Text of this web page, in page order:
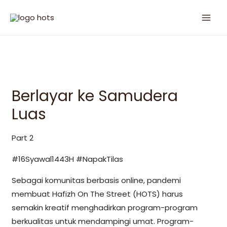
Berlayar ke Samudera
Luas
Part 2
#16Syawal1443H #NapakTilas
Sebagai komunitas berbasis online, pandemi
membuat Hafizh On The Street (HOTS) harus
semakin kreatif menghadirkan program-program
berkualitas untuk mendampingi umat. Program-